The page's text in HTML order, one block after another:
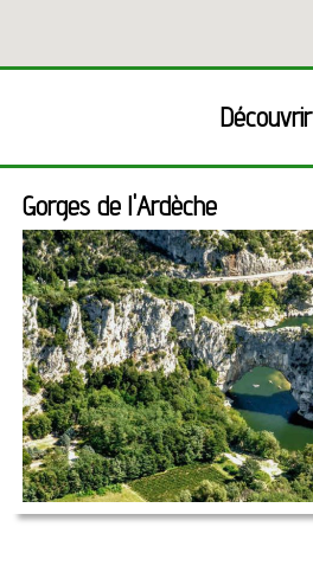
Découvrir
Gorges de l'Ardèche